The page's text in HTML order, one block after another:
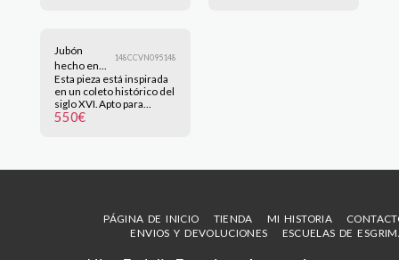
L (según las medidas
puede que sirva también
para M) Ver más detalles
en (Descripción
adicional) Consultar en
administrador@nicofuduli.com
Jubón
hecho en
cuero
vacuno
negro
148CCVN095148
Esta pieza está inspirada
en un coleto histórico del
siglo XVI. Apto para
protección en la práctica
mayor se incrementará
pedidos@nicofuduli.com
Haz clic en la imagen para
550€
PÁGINA DE INICIO TIENDA MI HISTORIA
ENVIOS Y DEVOLUCIONES
ESCUELAS DE